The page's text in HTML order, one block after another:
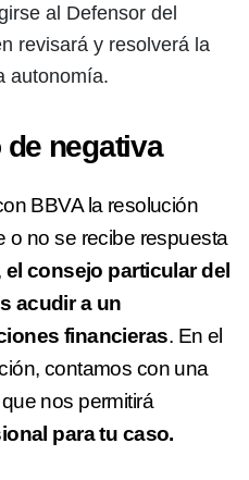
al Defensor del
revisará y resolverá la
autonomía.
negativa
BBVA la resolución
o no se recibe respuesta
el consejo particular del
acudir a un
financieras. En el
contamos con una
nos permitirá
para tu caso.